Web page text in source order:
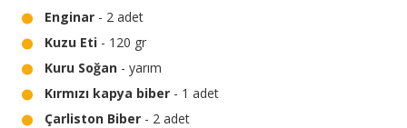
Enginar - 2 adet
Kuzu Eti - 120 gr
Kuru Soğan - yarım
Kırmızı kapya biber - 1 adet
Çarliston Biber - 2 adet